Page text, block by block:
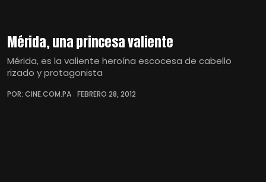
Mérida, una princesa valiente
Mérida, es la valiente heroína escocesa de cabello
rizado y protagonista
POR: CINE.COM.PA FEBRERO 28, 2012